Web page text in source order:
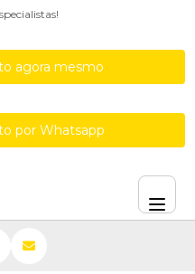
agora mesmo
por Whatsapp